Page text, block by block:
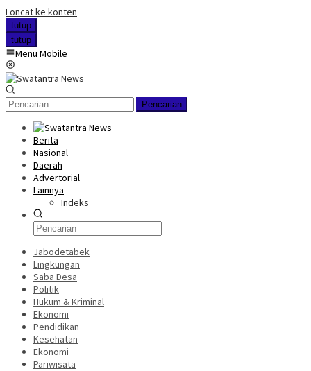
Loncat ke konten
tutup
tutup
Menu Mobile
Pencarian
Berita
Nasional
Daerah
Advertorial
Lainnya
Indeks
Jabodetabek
Lingkungan
Saba Desa
Politik
Hukum & Kriminal
Ekonomi
Pendidikan
Kesehatan
Ekonomi
Pariwisata